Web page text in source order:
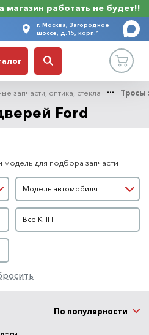
магазин работать не будет!!
г. Москва, Загородное
шоссе, д.15, корп.1
запчасти, оптика, стекла Тросы
Ford
для подбора запчасти
Модель автомобиля
Модель автомобиля
КПП
Все КПП
По популярности